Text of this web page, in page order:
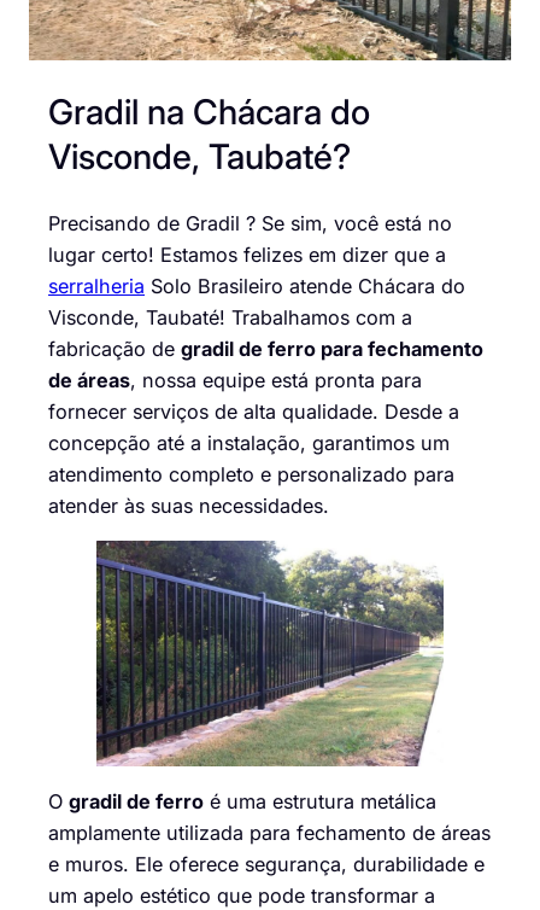
Gradil na Chácara do
Visconde, Taubaté?
Precisando de Gradil ? Se sim, você está no
lugar certo! Estamos felizes em dizer que a
serralheria Solo Brasileiro atende Chácara do
Visconde, Taubaté! Trabalhamos com a
fabricação de gradil de ferro para fechamento
de áreas, nossa equipe está pronta para
fornecer serviços de alta qualidade. Desde a
concepção até a instalação, garantimos um
atendimento completo e personalizado para
atender às suas necessidades.
O gradil de ferro é uma estrutura metálica
amplamente utilizada para fechamento de áreas
e muros. Ele oferece segurança, durabilidade e
um apelo estético que pode transformar a